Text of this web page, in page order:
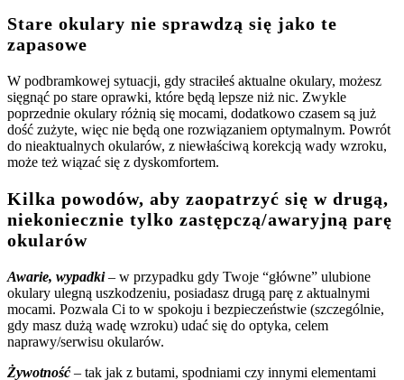
Stare okulary nie sprawdzą się jako te
zapasowe
W podbramkowej sytuacji, gdy straciłeś aktualne okulary, możesz
sięgnąć po stare oprawki, które będą lepsze niż nic. Zwykle
poprzednie okulary różnią się mocami, dodatkowo czasem są już
dość zużyte, więc nie będą one rozwiązaniem optymalnym. Powrót
do nieaktualnych okularów, z niewłaściwą korekcją wady wzroku,
może też wiązać się z dyskomfortem.
Kilka powodów, aby zaopatrzyć się w drugą,
niekoniecznie tylko zastępczą/awaryjną parę
okularów
Awarie, wypadki– w przypadku gdy Twoje “główne” ulubione
okulary ulegną uszkodzeniu, posiadasz drugą parę z aktualnymi
mocami. Pozwala Ci to w spokoju i bezpieczeństwie (szczególnie,
gdy masz dużą wadę wzroku) udać się do optyka, celem
naprawy/serwisu okularów.
Żywotność– tak jak z butami, spodniami czy innymi elementami